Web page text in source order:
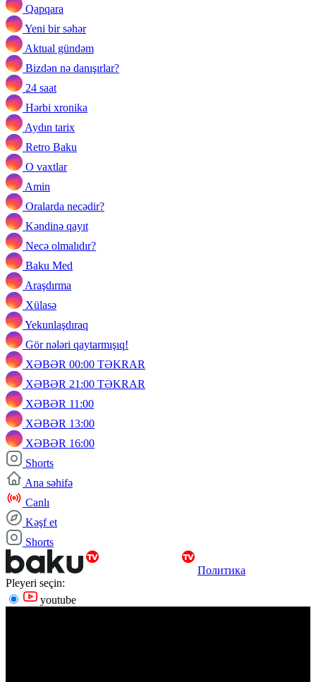
Qapqara
Yeni bir səhər
Aktual gündəm
Bizdən nə danışırlar?
24 saat
Hərbi xronika
Aydın tarix
Retro Baku
O vaxtlar
Amin
Oralarda necədir?
Kəndinə qayıt
Necə olmalıdır?
Baku Med
Araşdırma
Xülasə
Yekunlaşdıraq
Gör nələri qaytarmışıq!
XƏBƏR 00:00 TƏKRAR
XƏBƏR 21:00 TƏKRAR
XƏBƏR 11:00
XƏBƏR 13:00
XƏBƏR 16:00
Shorts
Ana səhifə
Canlı
Kəşf et
Shorts
Политика
Pleyeri seçin:
youtube